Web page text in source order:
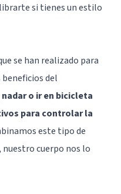
si tienes un estilo
se han realizado para
del
nadar o ir en bicicleta
para controlar la
este tipo de
cuerpo nos lo